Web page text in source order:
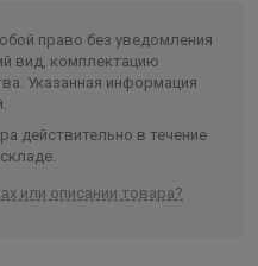
право без уведомления
вид, комплектацию
Указанная информация
действительно в течение
или описании товара?